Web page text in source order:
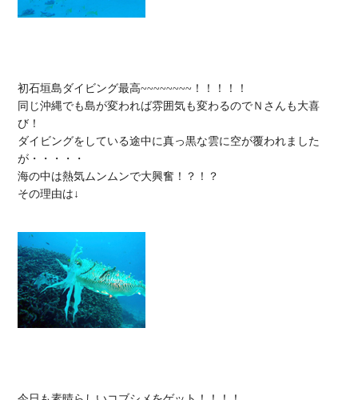
初石垣島ダイビング最高~~~~~~~~！！！！！
同じ沖縄でも島が変われば雰囲気も変わるのでＮさんも大喜
び！
ダイビングをしている途中に真っ黒な雲に空が覆われました
が・・・・・
海の中は熱気ムンムンで大興奮！？！？
その理由は↓